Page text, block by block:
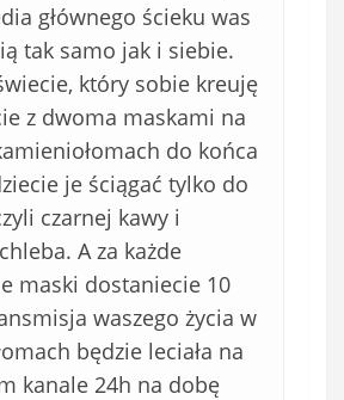
głównego ścieku was
tak samo jak i siebie.
który sobie kreuję
z dwoma maskami na
do końca
je ściągać tylko do
czarnej kawy i
A za każde
maski dostaniecie 10
waszego życia w
będzie leciała na
kanale 24h na dobę